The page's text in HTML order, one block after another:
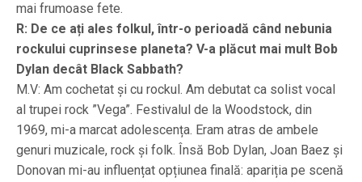
mai frumoase fete.
R: De ce ați ales folkul, într-o perioadă când nebunia
rockului cuprinsese planeta? V-a plăcut mai mult Bob
Dylan decât Black Sabbath?
M.V: Am cochetat și cu rockul. Am debutat ca solist vocal
al trupei rock ”Vega”. Festivalul de la Woodstock, din
1969, mi-a marcat adolescența. Eram atras de ambele
genuri muzicale, rock și folk. Însă Bob Dylan, Joan Baez și
Donovan mi-au influențat opțiunea finală: apariția pe scenă